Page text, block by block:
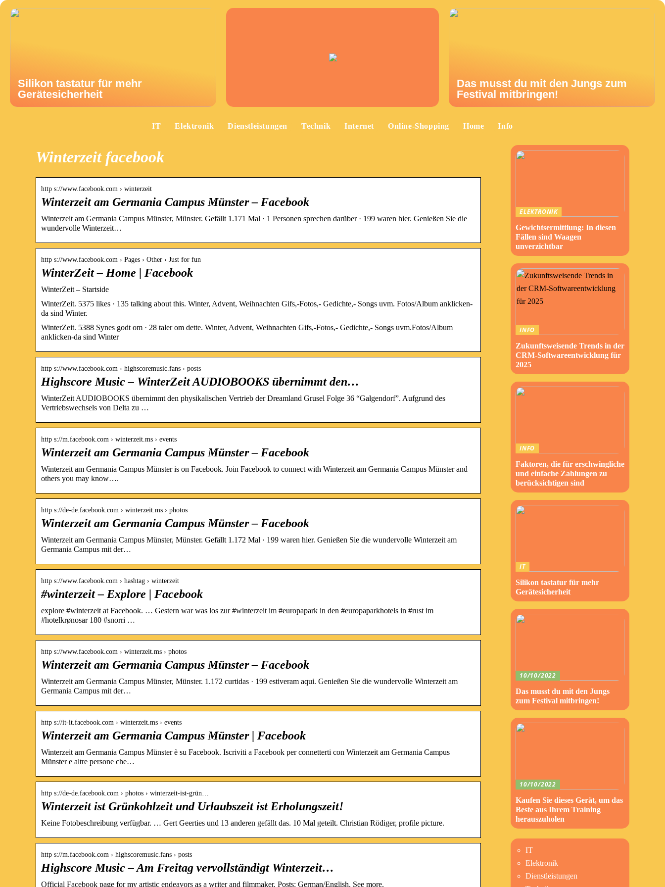
Silikon tastatur für mehr
Gerätesicherheit
Das musst du mit den Jungs zum
Festival mitbringen!
IT Elektronik Dienstleistungen Technik Internet Online-Shopping Home Info
Winterzeit facebook
http s://www.facebook.com › winterzeit
Winterzeit am Germania Campus Münster – Facebook
Winterzeit am Germania Campus Münster, Münster. Gefällt 1.171 Mal · 1 Personen sprechen darüber · 199 waren hier. Genießen Sie die
wundervolle Winterzeit…
http s://www.facebook.com › Pages › Other › Just for fun
WinterZeit – Home | Facebook
WinterZeit – Startside
WinterZeit. 5375 likes · 135 talking about this. Winter, Advent, Weihnachten Gifs,-Fotos,- Gedichte,- Songs uvm. Fotos/Album anklicken-
da sind Winter.
WinterZeit. 5388 Synes godt om · 28 taler om dette. Winter, Advent, Weihnachten Gifs,-Fotos,- Gedichte,- Songs uvm.Fotos/Album
anklicken-da sind Winter
http s://www.facebook.com › highscoremusic.fans › posts
Highscore Music – WinterZeit AUDIOBOOKS übernimmt den…
WinterZeit AUDIOBOOKS übernimmt den physikalischen Vertrieb der Dreamland Grusel Folge 36 “Galgendorf”. Aufgrund des
Vertriebswechsels von Delta zu …
http s://m.facebook.com › winterzeit.ms › events
Winterzeit am Germania Campus Münster – Facebook
Winterzeit am Germania Campus Münster is on Facebook. Join Facebook to connect with Winterzeit am Germania Campus Münster and
others you may know….
http s://de-de.facebook.com › winterzeit.ms › photos
Winterzeit am Germania Campus Münster – Facebook
Winterzeit am Germania Campus Münster, Münster. Gefällt 1.172 Mal · 199 waren hier. Genießen Sie die wundervolle Winterzeit am
Germania Campus mit der…
http s://www.facebook.com › hashtag › winterzeit
‪#‎winterzeit‬ – Explore | Facebook
explore #winterzeit at Facebook. … Gestern war was los zur #winterzeit im #europapark in den #europaparkhotels in #rust im
#hotelkrønosar 180 #snorri …
http s://www.facebook.com › winterzeit.ms › photos
Winterzeit am Germania Campus Münster – Facebook
Winterzeit am Germania Campus Münster, Münster. 1.172 curtidas · 199 estiveram aqui. Genießen Sie die wundervolle Winterzeit am
Germania Campus mit der…
http s://it-it.facebook.com › winterzeit.ms › events
Winterzeit am Germania Campus Münster | Facebook
Winterzeit am Germania Campus Münster è su Facebook. Iscriviti a Facebook per connetterti con Winterzeit am Germania Campus
Münster e altre persone che…
http s://de-de.facebook.com › photos › winterzeit-ist-grün…
Winterzeit ist Grünkohlzeit und Urlaubszeit ist Erholungszeit!
Keine Fotobeschreibung verfügbar. … Gert Geerties und 13 anderen gefällt das. 10 Mal geteilt. Christian Rödiger, profile picture.
http s://m.facebook.com › highscoremusic.fans › posts
Highscore Music – Am Freitag vervollständigt Winterzeit…
Official Facebook page for my artistic endeavors as a writer and filmmaker. Posts: German/English. See more.
ELEKTRONIK
Gewichtsermittlung: In diesen
Fällen sind Waagen
unverzichtbar
INFO
Zukunftsweisende Trends in der
CRM-Softwareentwicklung für
2025
INFO
Faktoren, die für erschwingliche
und einfache Zahlungen zu
berücksichtigen sind
IT
Silikon tastatur für mehr
Gerätesicherheit
10/10/2022
Das musst du mit den Jungs
zum Festival mitbringen!
10/10/2022
Kaufen Sie dieses Gerät, um das
Beste aus Ihrem Training
herauszuholen
IT
Elektronik
Dienstleistungen